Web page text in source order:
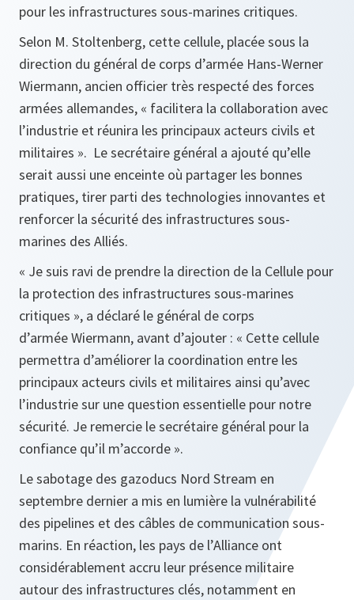
pour les infrastructures sous-marines critiques.
Selon M. Stoltenberg, cette cellule, placée sous la
direction du général de corps d’armée Hans-Werner
Wiermann, ancien officier très respecté des forces
armées allemandes, « facilitera la collaboration avec
l’industrie et réunira les principaux acteurs civils et
militaires ». Le secrétaire général a ajouté qu’elle
serait aussi une enceinte où partager les bonnes
pratiques, tirer parti des technologies innovantes et
renforcer la sécurité des infrastructures sous-
marines des Alliés.
« Je suis ravi de prendre la direction de la Cellule pour
la protection des infrastructures sous-marines
critiques », a déclaré le général de corps
d’armée Wiermann, avant d’ajouter : « Cette cellule
permettra d’améliorer la coordination entre les
principaux acteurs civils et militaires ainsi qu’avec
l’industrie sur une question essentielle pour notre
sécurité. Je remercie le secrétaire général pour la
confiance qu’il m’accorde ».
Le sabotage des gazoducs Nord Stream en
septembre dernier a mis en lumière la vulnérabilité
des pipelines et des câbles de communication sous-
marins. En réaction, les pays de l’Alliance ont
considérablement accru leur présence militaire
autour des infrastructures clés, notamment en